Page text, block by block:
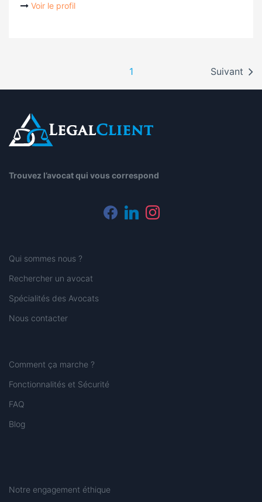
Voir le profil
1 Suivant
Trouvez l’avocat qui vous correspond
facebooklinkedininstagram
Qui sommes nous ?
Rechercher un avocat
Spécialités des Avocats
Nous contacter
Comment ça marche ?
Fonctionnalités et Sécurité
FAQ
Blog
Notre engagement éthique